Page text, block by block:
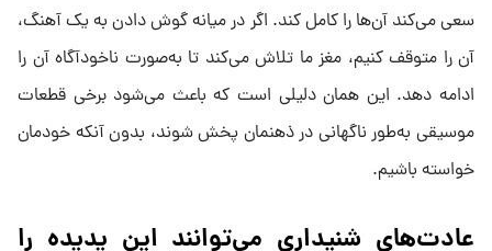
سعی می‌کند آن‌ها را کامل کند. اگر در میانه گوش دادن به یک آهنگ،
آن را متوقف کنیم، مغز ما تلاش می‌کند تا به‌صورت ناخودآگاه آن را
ادامه دهد. این همان دلیلی است که باعث می‌شود برخی قطعات
موسیقی به‌طور ناگهانی در ذهنمان پخش شوند، بدون آنکه خودمان
خواسته باشیم.
عادت‌های شنیداری می‌توانند این پدیده را